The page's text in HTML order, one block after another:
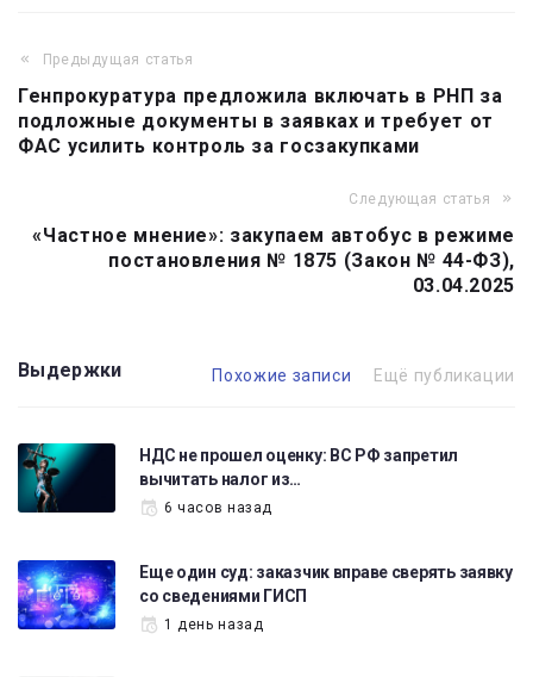
Навигация
по
записям
Предыдущая статья
Генпрокуратура предложила включать в РНП за
подложные документы в заявках и требует от
ФАС усилить контроль за госзакупками
Следующая статья
«Частное мнение»: закупаем автобус в режиме
постановления № 1875 (Закон № 44-ФЗ),
03.04.2025
Выдержки Похожие записи Ещё публикации
НДС не прошел оценку: ВС РФ запретил
вычитать налог из…
6 часов назад
Еще один суд: заказчик вправе сверять заявку
со сведениями ГИСП
1 день назад